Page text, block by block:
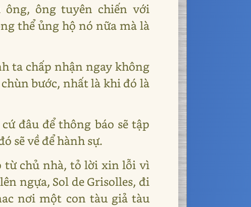
ông, ông tuyên chiến với
thể ủng hộ nó nữa mà là
ta chấp nhận ngay không
bước, nhất là khi đó là
đâu để thông báo sẽ tập
sẽ về để hành sự.
từ chủ nhà, tỏ lời xin lỗi vì
ngựa, Sol de Grisolles, đi
nơi một con tàu giả tàu